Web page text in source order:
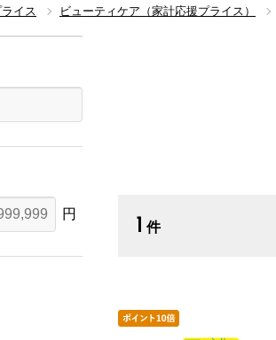
イス ビューティケア（家計応援プライス）
円 1 件